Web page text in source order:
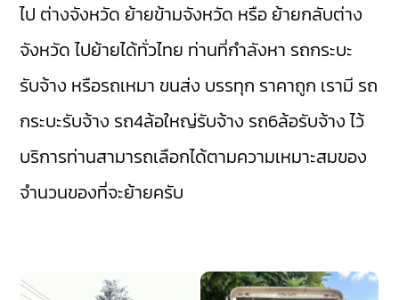
ไป ต่างจังหวัด ย้ายข้ามจังหวัด หรือ ย้ายกลับต่าง
จังหวัด ไปย้ายได้ทั่วไทย ท่านที่กำลังหา รถกระบะ
รับจ้าง หรือรถเหมา ขนส่ง บรรทุก ราคาถูก เรามี รถ
กระบะรับจ้าง รถ4ล้อใหญ่รับจ้าง รถ6ล้อรับจ้างไว้
บริการท่านสามารถเลือกได้ตามความเหมาะสมของ
จำนวนของที่จะย้ายครับ